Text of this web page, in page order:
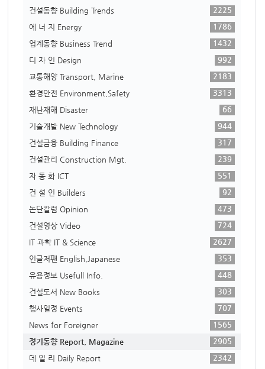
건설동향 Building Trends
2225
에 너 지 Energy
1786
업계동향 Business Trend
1432
디 자 인 Design
992
교통해양 Transport, Marine
2183
환경안전 Environment,Safety
3313
재난재해 Disaster
66
기술개발 New Technology
944
건설금융 Building Finance
317
건설관리 Construction Mgt.
239
자 동 화 ICT
551
건 설 인 Builders
92
논단칼럼 Opinion
473
건설영상 Video
724
IT 과학 IT & Science
2627
인글저팬 English,Japanese
353
유용정보 Usefull Info.
448
건설도서 New Books
303
행사일정 Events
707
News for Foreigner
1565
정기동향 Report, Magazine
2905
데 일 리 Daily Report
2342